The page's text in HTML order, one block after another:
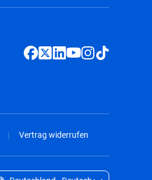
Vertrag widerrufen